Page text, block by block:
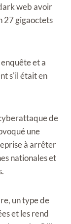
web avoir
27 gigaoctets
et a
s'il était en
de
une
à arrêter
nationales et
un type de
et les rend